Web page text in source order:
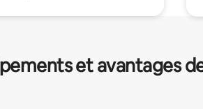
et avantages